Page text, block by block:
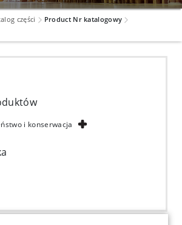
części
Product Nr katalogowy
i konserwacja